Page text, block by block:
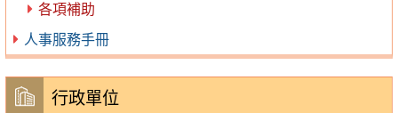
各項補助
人事服務手冊
行政單位